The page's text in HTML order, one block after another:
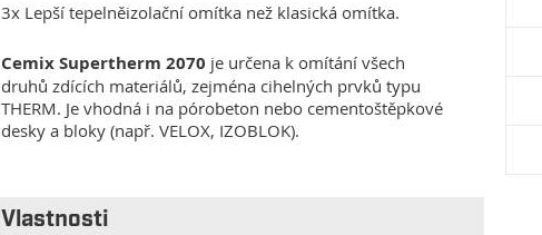
3x Lepší tepelněizolační omítka než klasická omítka.
Cemix Supertherm 2070 je určena k omítání všech
druhů zdících materiálů, zejména cihelných prvků typu
THERM. Je vhodná i na pórobeton nebo cementoštěpkové
desky a bloky (např. VELOX, IZOBLOK).
Vlastnosti